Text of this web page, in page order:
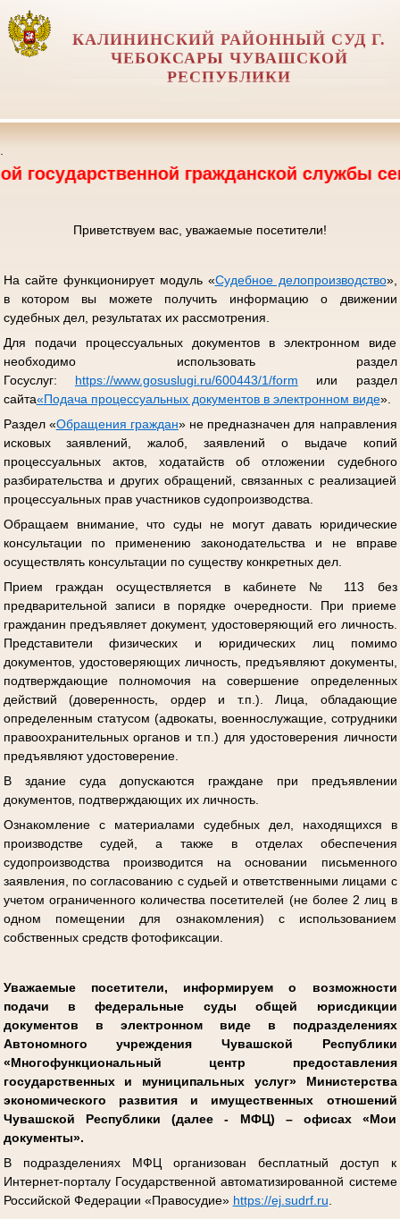
КАЛИНИНСКИЙ РАЙОННЫЙ СУД Г.
ЧЕБОКСАРЫ ЧУВАШСКОЙ
РЕСПУБЛИКИ
гражданской службы
Приветствуем вас, уважаемые посетители!
На сайте функционирует модуль «Судебное делопроизводство»,
в котором вы можете получить информацию о движении
судебных дел, результатах их рассмотрения.
Для подачи процессуальных документов в электронном виде
необходимо использовать раздел
Госуслуг: https://www.gosuslugi.ru/600443/1/form или раздел
сайта«Подача процессуальных документов в электронном виде».
Раздел «Обращения граждан» не предназначен для направления
исковых заявлений, жалоб, заявлений о выдаче копий
процессуальных актов, ходатайств об отложении судебного
разбирательства и других обращений, связанных с реализацией
процессуальных прав участников судопроизводства.
Обращаем внимание, что суды не могут давать юридические
консультации по применению законодательства и не вправе
осуществлять консультации по существу конкретных дел.
Прием граждан осуществляется в кабинете № 113 без
предварительной записи в порядке очередности. При приеме
гражданин предъявляет документ, удостоверяющий его личность.
Представители физических и юридических лиц помимо
документов, удостоверяющих личность, предъявляют документы,
подтверждающие полномочия на совершение определенных
действий (доверенность, ордер и т.п.). Лица, обладающие
определенным статусом (адвокаты, военнослужащие, сотрудники
правоохранительных органов и т.п.) для удостоверения личности
предъявляют удостоверение.
В здание суда допускаются граждане при предъявлении
документов, подтверждающих их личность.
Ознакомление с материалами судебных дел, находящихся в
производстве судей, а также в отделах обеспечения
судопроизводства производится на основании письменного
заявления, по согласованию с судьей и ответственными лицами с
учетом ограниченного количества посетителей (не более 2 лиц в
одном помещении для ознакомления) с использованием
собственных средств фотофиксации.
Уважаемые посетители, информируем о возможности
подачи в федеральные суды общей юрисдикции
документов в электронном виде в подразделениях
Автономного учреждения Чувашской Республики
«Многофункциональный центр предоставления
государственных и муниципальных услуг» Министерства
экономического развития и имущественных отношений
Чувашской Республики (далее - МФЦ) – офисах «Мои
документы».
В подразделениях МФЦ организован бесплатный доступ к
Интернет-порталу Государственной автоматизированной системе
Российской Федерации «Правосудие» https://ej.sudrf.ru